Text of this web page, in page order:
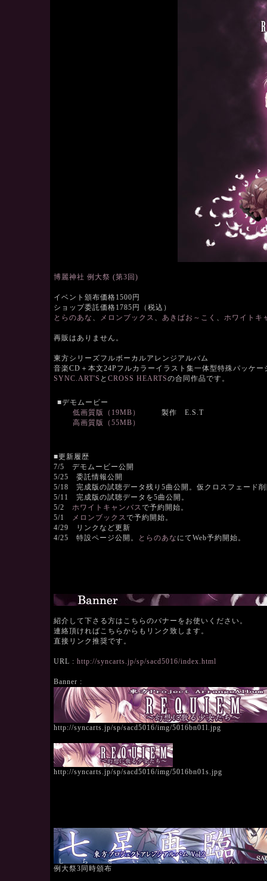
博麗神社 例大祭 (第3回)
イベント頒布価格1500円
ショップ委託価格1785円（税込）
とらのあな 、 メロンブックス 、 あきばお～こく 、 ホワイトキ
再販はありません。
東方シリーズフルボーカルアレンジアルバム
音楽CD＋本文24Pフルカラーイラスト集一体型特殊パッケー
SYNC.ART'S と CROSS HEARTSの合同作品です。
■デモムービー
低画質版（19MB）
高画質版（55MB）
製作 E.S.T
■更新履歴
7/5 デモムービー公開
5/25 委託情報公開
5/18 完成版の試聴データ残り5曲公開。仮クロスフェード
5/11 完成版の試聴データを5曲公開。
5/2 ホワイトキャンバスで予約開始。
5/1
メロンブックスで予約開始。
4/29 リンクなど更新
4/25 特設ページ公開。
とらのあな にてWeb予約開始。
紹介して下さる方はこちらのバナーをお使いください。
連絡頂ければこちらからもリンク致します。
直接リンク推奨です。
URL : http://syncarts.jp/sp/sacd5016/index.html
Banner :
http://syncarts.jp/sp/sacd5016/img/5016bn01l.jpg
http://syncarts.jp/sp/sacd5016/img/5016bn01s.jpg
例大祭3同時頒布